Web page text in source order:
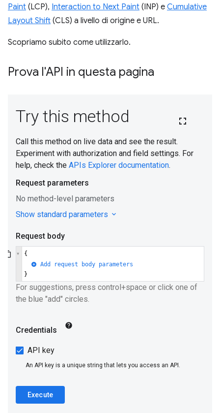
Paint (LCP), Interaction to Next Paint (INP) e Cumulative
Layout Shift (CLS) a livello di origine e URL.
Scopriamo subito come utilizzarlo.
Prova l'API in questa pagina